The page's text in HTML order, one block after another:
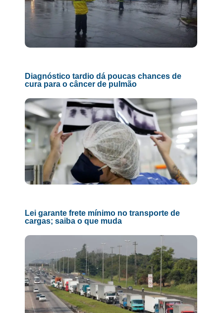
Diagnóstico tardio dá poucas chances de
cura para o câncer de pulmão
Lei garante frete mínimo no transporte de
cargas; saiba o que muda